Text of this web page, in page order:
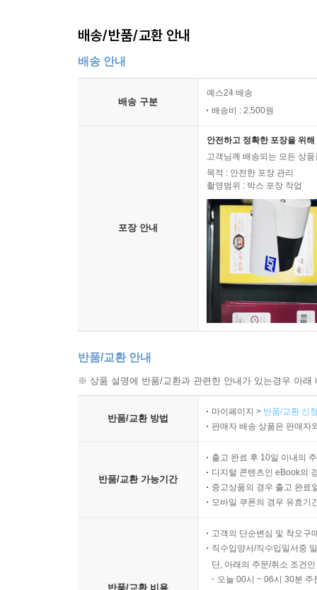
배송/반품/교환 안내
배송 안내
배송 구분
예스24 배송
배송비 : 2,500원
포장 안내
안전하고 정확한 포장을 위
고객님께 배송되는 모든 상
목적 : 안전한 포장 관리
촬영범위 : 박스 포장 작업
반품/교환 안내
※ 상품 설명에 반품/교환과 관련한 안내가 있는경우 아
반품/교환 방법
마이페이지 > 반품/교환 신
판매자 배송 상품은 판매자
반품/교환 가능기간
출고 완료 후 10일 이내의
디지털 콘텐츠인 eBook의
중고상품의 경우 출고 완료
모바일 쿠폰의 경우 유효기
반품/교환 비용
고객의 단순변심 및 착오구
직수입양서/직수입일서중
단, 아래의 주문/취소 조건
오늘 00시 ~ 06시 30분